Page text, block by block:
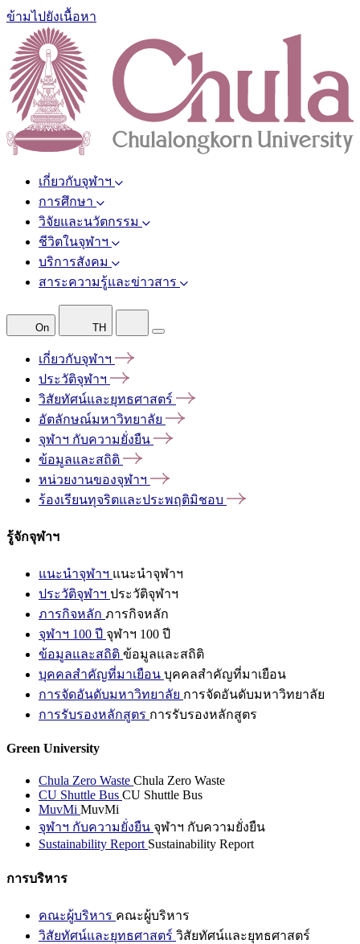
ข้ามไปยังเนื้อหา
เกี่ยวกับจุฬาฯ
การศึกษา
วิจัยและนวัตกรรม
ชีวิตในจุฬาฯ
บริการสังคม
สาระความรู้และข่าวสาร
On TH
เกี่ยวกับจุฬาฯ
ประวัติจุฬาฯ
วิสัยทัศน์และยุทธศาสตร์
อัตลักษณ์มหาวิทยาลัย
จุฬาฯ กับความยั่งยืน
ข้อมูลและสถิติ
หน่วยงานของจุฬาฯ
ร้องเรียนทุจริตและประพฤติมิชอบ
รู้จักจุฬาฯ
แนะนำจุฬาฯ แนะนำจุฬาฯ
ประวัติจุฬาฯ ประวัติจุฬาฯ
ภารกิจหลัก ภารกิจหลัก
จุฬาฯ 100 ปี จุฬาฯ 100 ปี
ข้อมูลและสถิติ ข้อมูลและสถิติ
บุคคลสำคัญที่มาเยือน บุคคลสำคัญที่มาเยือน
การจัดอันดับมหาวิทยาลัย การจัดอันดับมหาวิทยาลัย
การรับรองหลักสูตร การรับรองหลักสูตร
Green University
Chula Zero Waste Chula Zero Waste
CU Shuttle Bus CU Shuttle Bus
MuvMi MuvMi
จุฬาฯ กับความยั่งยืน จุฬาฯ กับความยั่งยืน
Sustainability Report Sustainability Report
การบริหาร
คณะผู้บริหาร คณะผู้บริหาร
วิสัยทัศน์และยุทธศาสตร์ วิสัยทัศน์และยุทธศาสตร์